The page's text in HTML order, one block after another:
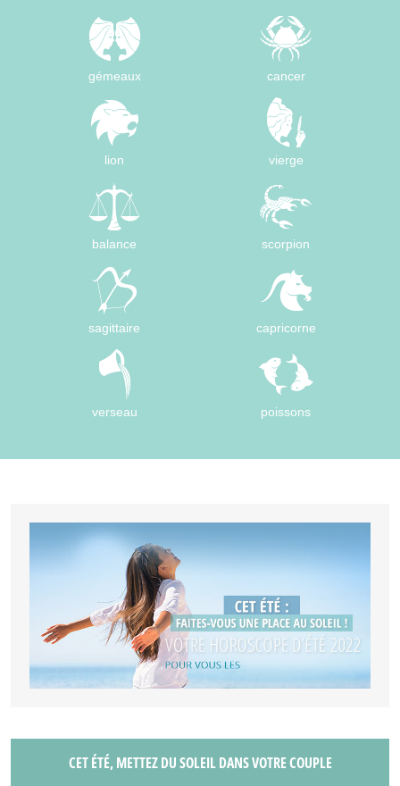
gémeaux cancer
lion vierge
balance scorpion
sagittaire capricorne
verseau poissons
CET ÉTÉ, METTEZ DU SOLEIL DANS VOTRE COUPLE